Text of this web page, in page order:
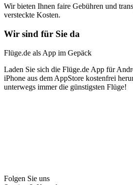
Wir bieten Ihnen faire Gebühren und
versteckte Kosten.
Wir sind für Sie da
Flüge.de als App im Gepäck
Laden Sie sich die Flüge.de App für
iPhone aus dem AppStore kostenfrei
unterwegs immer die günstigsten Flüge!
Folgen Sie uns